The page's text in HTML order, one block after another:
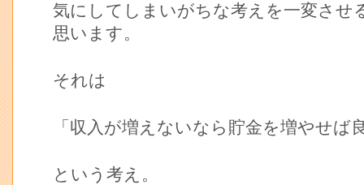
気にしてしまいがちな考えを一変させ
思います。
それは
「収入が増えないなら貯金を増やせば
という考え。